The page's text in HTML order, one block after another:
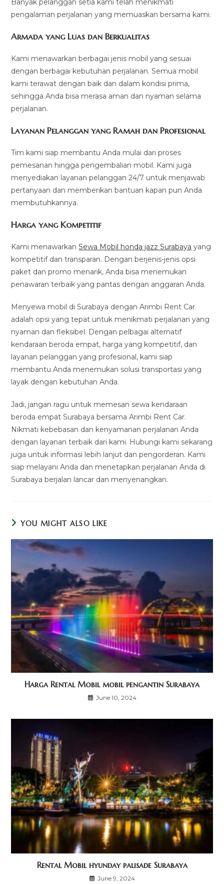
Banyak pelanggan setia kami telah menikmati
pengalaman perjalanan yang memuaskan bersama kami.
Armada yang Luas dan Berkualitas
Kami menawarkan berbagai jenis mobil yang sesuai
dengan berbagai kebutuhan perjalanan. Semua mobil
kami terawat dengan baik dan dalam kondisi prima,
sehingga Anda bisa merasa aman dan nyaman selama
perjalanan.
Layanan Pelanggan yang Ramah dan Profesional
Tim kami siap membantu Anda mulai dari proses
pemesanan hingga pengembalian mobil. Kami juga
menyediakan layanan pelanggan 24/7 untuk menjawab
pertanyaan dan memberikan bantuan kapan pun Anda
membutuhkannya.
Harga yang Kompetitif
Kami menawarkanSewa Mobil honda jazz Surabaya yang
kompetitif dan transparan. Dengan berjenis-jenis opsi
paket dan promo menarik, Anda bisa menemukan
penawaran terbaik yang pantas dengan anggaran Anda.
Menyewa mobil di Surabaya dengan Arimbi Rent Car
adalah opsi yang tepat untuk menikmati perjalanan yang
nyaman dan fleksibel. Dengan pelbagai alternatif
kendaraan beroda empat, harga yang kompetitif, dan
layanan pelanggan yang profesional, kami siap
membantu Anda menemukan solusi transportasi yang
layak dengan kebutuhan Anda.
Jadi, jangan ragu untuk memesan sewa kendaraan
beroda empat Surabaya bersama Arimbi Rent Car.
Nikmati kebebasan dan kenyamanan perjalanan Anda
dengan layanan terbaik dari kami. Hubungi kami sekarang
juga untuk informasi lebih lanjut dan pengorderan. Kami
siap melayani Anda dan menetapkan perjalanan Anda di
Surabaya berjalan lancar dan menyenangkan.
YOU MIGHT ALSO LIKE
Harga Rental Mobil mobil pengantin Surabaya
June 10, 2024
Rental Mobil hyunday palisade Surabaya
June 9, 2024